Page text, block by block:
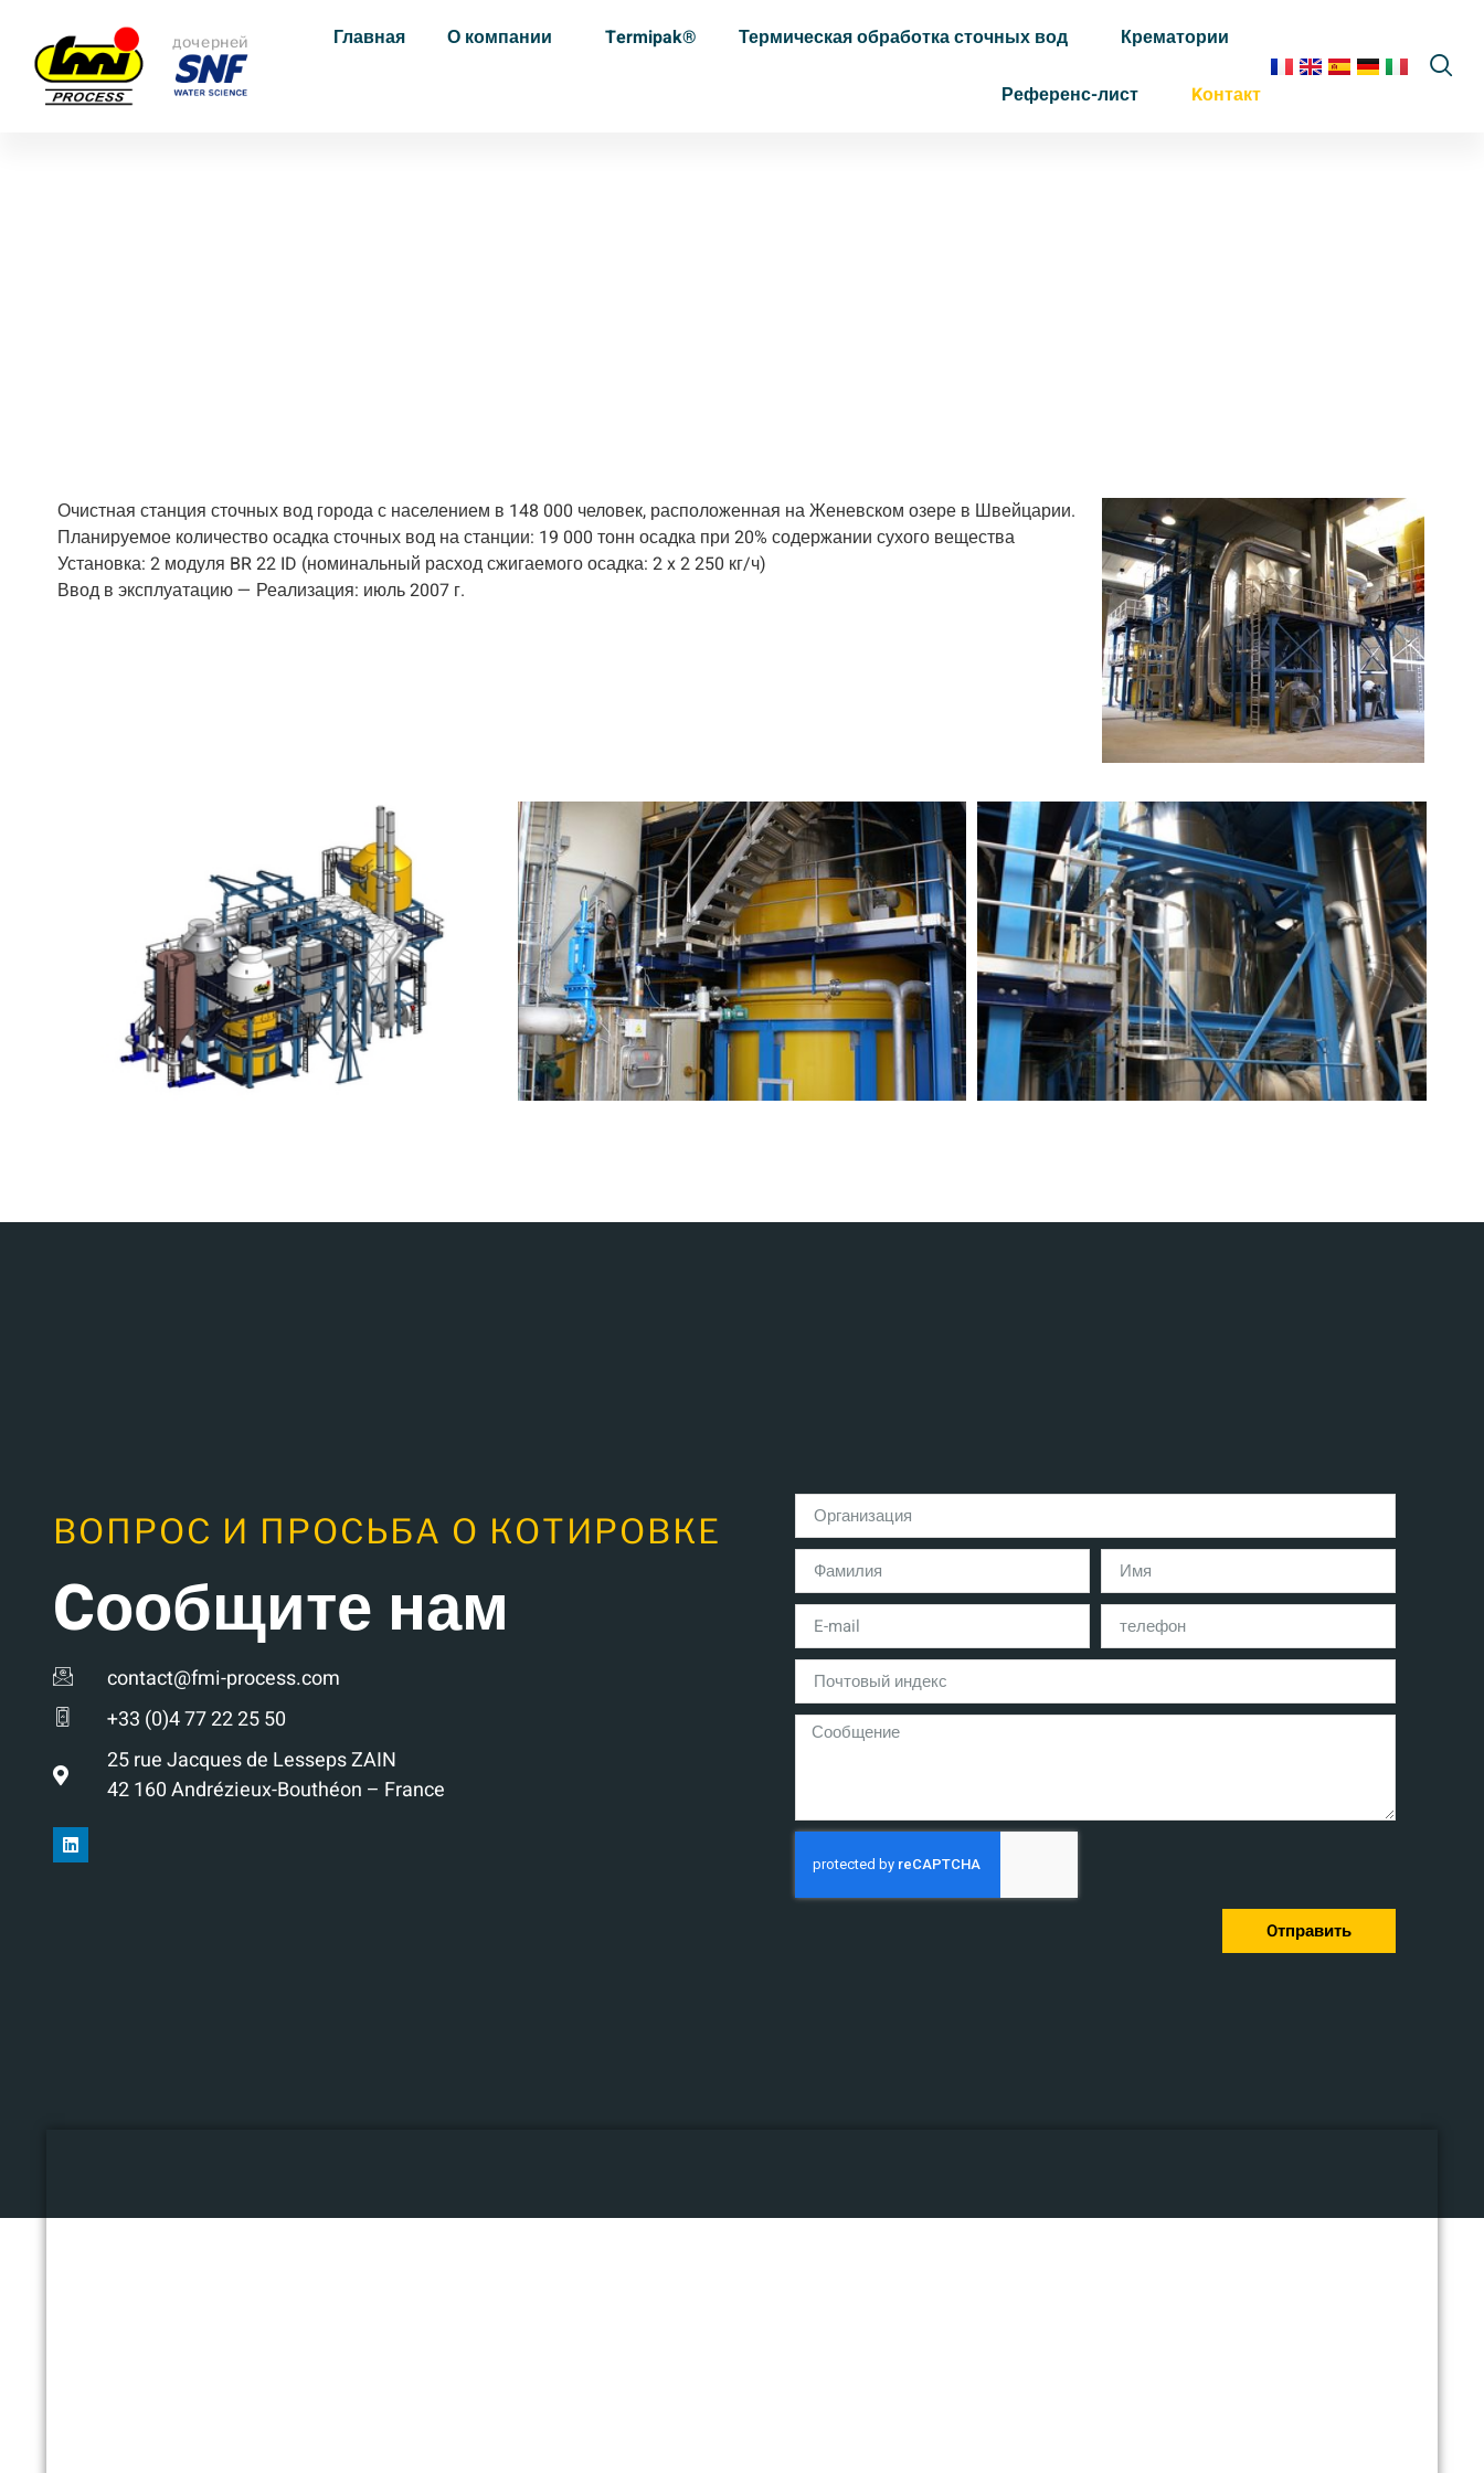
дочерней Главная О компании Termipak® Термическая обработка сточных вод Крематории
Референс-лист Kонтакт
Очистная станция сточных вод города с населением в 148 000 человек, расположенная на Женевском озере в Швейцарии.
Планируемое количество осадка сточных вод на станции: 19 000 тонн осадка при 20% содержании сухого вещества
Установка: 2 модуля BR 22 ID (номинальный расход сжигаемого осадка: 2 x 2 250 кг/ч)
Ввод в эксплуатацию — Реализация: июль 2007 г.
ВОПРОС И ПРОСЬБА О КОТИРОВКЕ
Cообщите нам
contact@fmi-process.com
+33 (0)4 77 22 25 50
25 rue Jacques de Lesseps ZAIN
42 160 Andrézieux-Bouthéon – France
Oтправить